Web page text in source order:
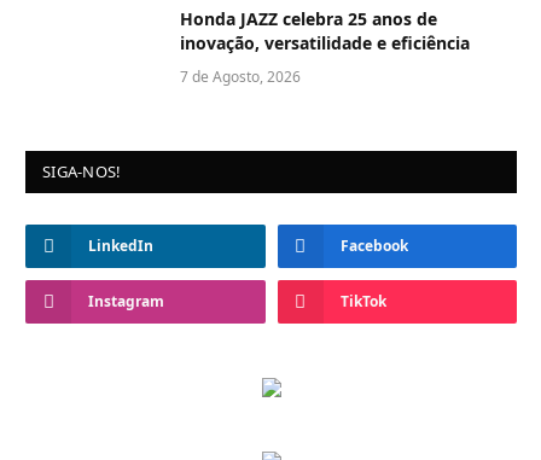
Honda JAZZ celebra 25 anos de
inovação, versatilidade e eficiência
7 de Agosto, 2026
SIGA-NOS!
LinkedIn Facebook
Instagram TikTok